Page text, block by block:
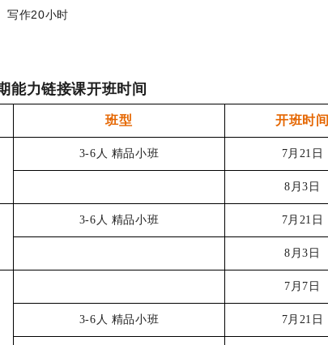
写作20小时
能力链接课开班时间
班型 开班时间
3-6人 精品小班 7月21日
8月3日
3-6人 精品小班 7月21日
8月3日
7月7日
3-6人 精品小班 7月21日